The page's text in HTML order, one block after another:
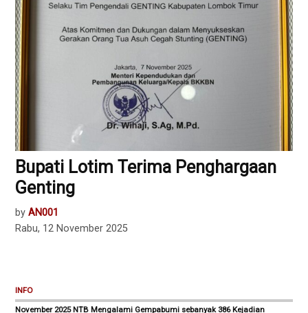
Bupati Lotim Terima Penghargaan
Genting
by AN001
Rabu, 12 November 2025
INFO
November 2025 NTB Mengalami Gempabumi sebanyak 386 Kejadian